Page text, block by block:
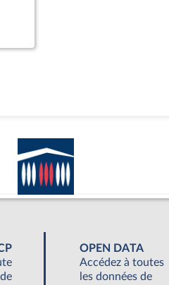
OPEN DATA
Accédez à toutes
les données de